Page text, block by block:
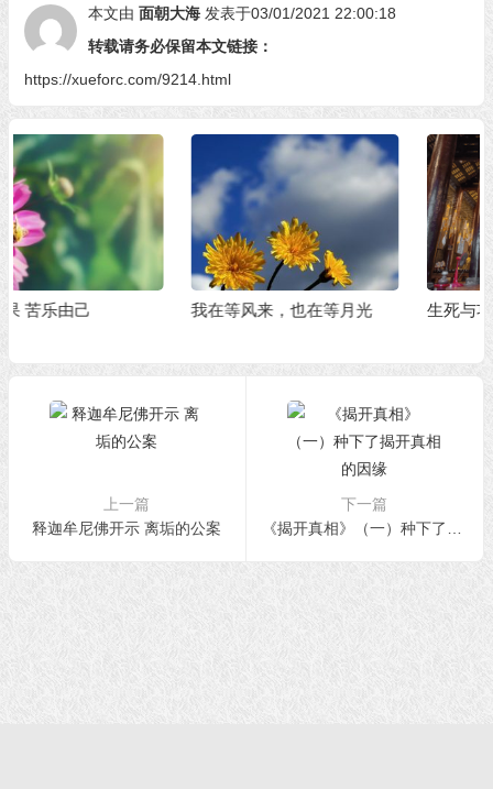
本文由 面朝大海 发表于03/01/2021 22:00:18
转载请务必保留本文链接：
https://xueforc.com/9214.html
我在等风来，也在等月光 生死与功德只在一念之间
上一篇
释迦牟尼佛开示 离垢的公案
下一篇
《揭开真相》（一）种下了揭开真相的因缘